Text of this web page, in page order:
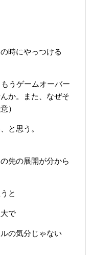
時にやっつける
うゲームオーバー
か。また、なぜそ
）
と思う。
先の展開が分から
と
で
の気分じゃない